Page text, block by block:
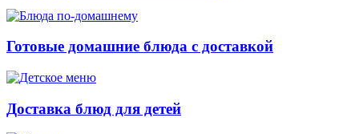
Готовые домашние блюда с доставкой
Доставка блюд для детей